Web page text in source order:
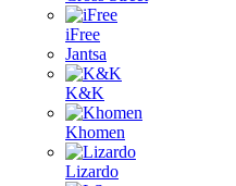
iFree
Jantsa
K&K
Khomen
Lizardo